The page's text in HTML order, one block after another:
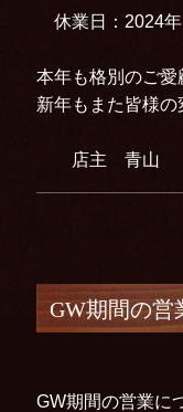
休業日：2024年
本年も格別のご
新年もまた皆様
店主 青山
GW期間の営
GW期間の営業に